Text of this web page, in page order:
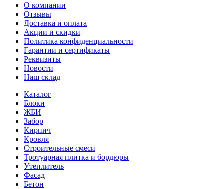
О компании
Отзывы
Доставка и оплата
Акции и скидки
Политика конфиденциальности
Гарантии и сертификаты
Реквизиты
Новости
Наш склад
Каталог
Блоки
ЖБИ
Забор
Кирпич
Кровля
Строительные смеси
Тротуарная плитка и бордюры
Утеплитель
Фасад
Бетон